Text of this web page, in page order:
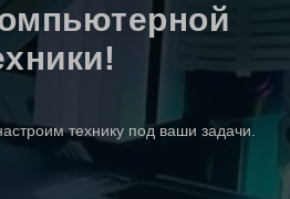
технику под ваши задачи.